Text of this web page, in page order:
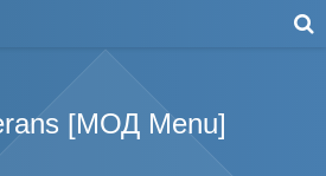
[МОД Menu]